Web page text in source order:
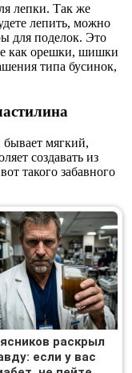
лепки. Так же
лепить, можно
для поделок. Это
как орешки, шишки
типа бусинок,
мягкий,
создавать из
такого забавного
раскрыл
если у вас